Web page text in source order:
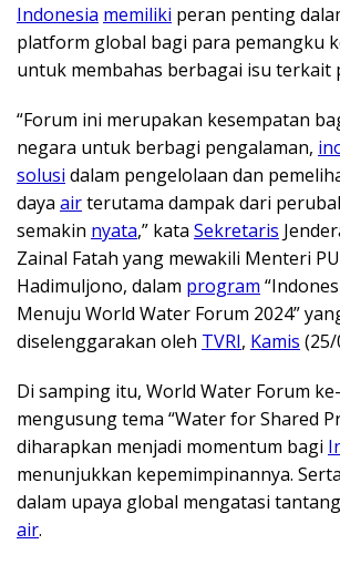
Indonesia memiliki peran penting
platform global bagi para pemangku
untuk membahas berbagai isu terkait
“Forum ini merupakan kesempatan
negara untuk berbagi pengalaman,
solusi dalam pengelolaan dan
daya airterutama dampak dari
semakin nyata,” kata Sekretaris
Zainal Fatah yang mewakili Menteri
Hadimuljono, dalam program
Menuju World Water Forum 2024”
diselenggarakan oleh TVRI, Kamis (25/
Di samping itu, World Water Forum
mengusung tema “Water for Shared
diharapkan menjadi momentum bagi
menunjukkan kepemimpinannya.
dalam upaya global mengatasi
air.